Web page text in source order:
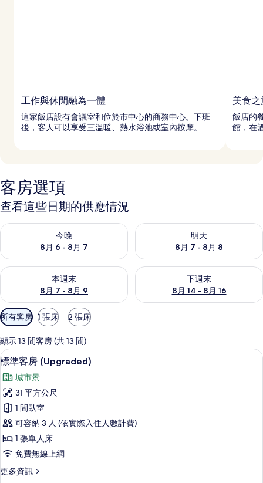
工作與休閒融為一體
這家飯店設有會議室和位於市中心的商務中心。下班
後，客人可以享受三溫暖、熱水浴池或室內按摩。
美食之
飯店的
館，在
客房選項
查看這些日期的供應情況
今晚
8月 6 - 8月 7
查看今晚 (8月 6 - 8月 7) 的供應情況
明天
8月 7 - 8月 8
查看明天 (8月 7 - 8月 8) 的供
本週末
8月 7 - 8月 9
查看本週末 (8月 7 - 8月 9) 的供應情況
下週末
8月 14 - 8月 16
查看下週末 (8月 14 - 8月 16)
可
用
的
客
房
篩
選
條
件
所有客房 1 張床 2 張床
顯示 13 間客房 (共 13 間)
顯
示
標
準
客
房
(Upgraded)
的
所
羽絨被、迷你吧、客房內保險箱、書桌
5
標準客房 (Upgraded)
城市景
31 平方公尺
1 間臥室
可容納 3 人 (依實際入住人數計費)
1 張單人床
免費無線上網
更多資訊
更